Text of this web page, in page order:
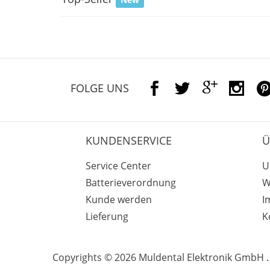
FOLGE UNS
KUNDENSERVICE
Service Center
Batterieverordnung
Kunde werden
Lieferung
Copyrights © 2026 Muldental Elektronik